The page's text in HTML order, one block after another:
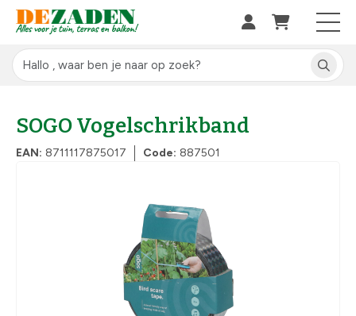
SOGO Vogelschrikband
EAN: 8711117875017 Code: 887501